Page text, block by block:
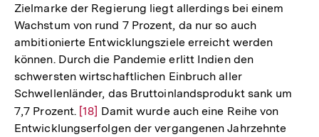
Zielmarke der Regierung liegt allerdings bei einem
Wachstum von rund 7 Prozent, da nur so auch
ambitionierte Entwicklungsziele erreicht werden
können. Durch die Pandemie erlitt Indien den
schwersten wirtschaftlichen Einbruch aller
Schwellenländer, das Bruttoinlandsprodukt sank um
7,7 Prozent. Zur
Auflösung
[18] Damit wurde auch eine Reihe von
Entwicklungserfolgen der vergangenen Jahrzehnte